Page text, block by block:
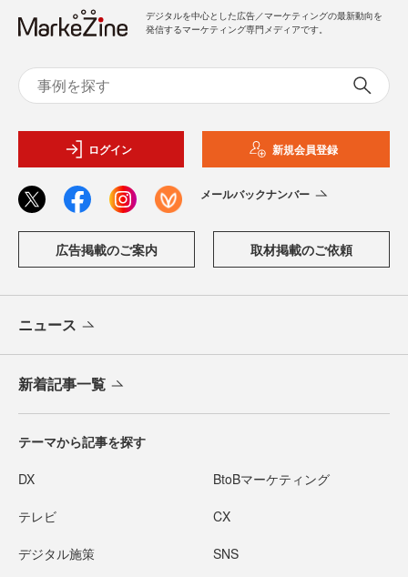
デジタルを中心とした広告／マーケティングの最新動向を
発信するマーケティング専門メディアです。
ログイン 新規会員登録
メールバックナンバー
広告掲載のご案内 取材掲載のご依頼
ニュース
新着記事一覧
テーマから記事を探す
DX BtoBマーケティング
テレビ CX
デジタル施策 SNS